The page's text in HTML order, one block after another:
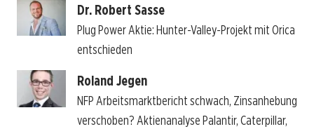
Dr. Robert Sasse
Plug Power Aktie: Hunter-Valley-Projekt mit Orica
entschieden
Roland Jegen
NFP Arbeitsmarktbericht schwach, Zinsanhebung
verschoben? Aktienanalyse Palantir, Caterpillar,